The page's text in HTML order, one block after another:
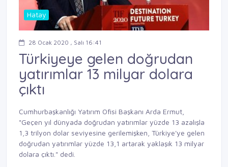
Hatay
28 Ocak 2020 , Salı 16:41
Türkiyeye gelen doğrudan
yatırımlar 13 milyar dolara
çıktı
Cumhurbaşkanlığı Yatırım Ofisi Başkanı Arda Ermut,
"Geçen yıl dünyada doğrudan yatırımlar yüzde 13 azalışla
1,3 trilyon dolar seviyesine gerilemişken, Türkiye'ye gelen
doğrudan yatırımlar yüzde 13,1 artarak yaklaşık 13 milyar
dolara çıktı." dedi.